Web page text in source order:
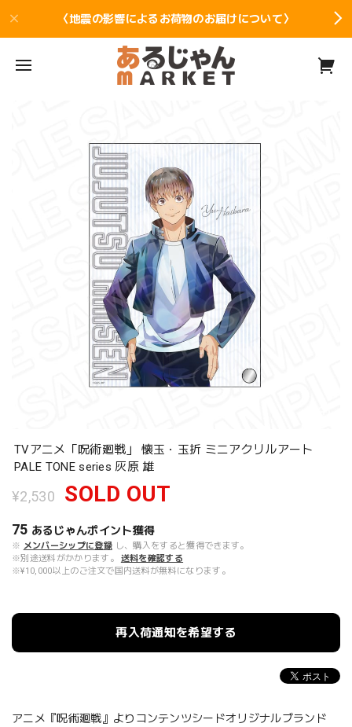
〈地震の影響によるお荷物のお届けについて〉
TVアニメ「呪術廻戦」 懐玉・玉折 ミニアクリルアート
PALE TONE series 灰原 雄
¥2,530 SOLD OUT
75 あるじゃんポイント獲得
※ メンバーシップに登録 し、購入をすると獲得できます。
※別途送料がかかります。
送料を確認する
※¥10,000以上のご注文で国内送料が無料になります。
再入荷通知を希望する
アニメ『呪術廻戦』よりコンテンツシードオリジナルブランド